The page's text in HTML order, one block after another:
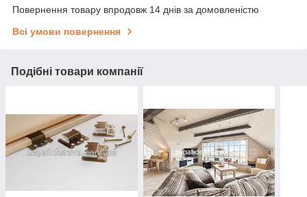
Повернення товару впродовж 14 днів за домовленістю
Всі умови повернення
Подібні товари компанії